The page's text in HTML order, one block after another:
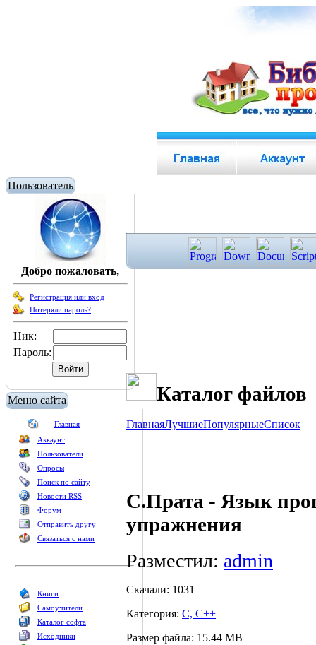
Пользователь
Добро пожаловать,
Регистрация или вход
Потеряли пароль?
Ник:
Пароль:
Меню сайта
Главная
Аккаунт
Пользователи
Опросы
Поиск по сайту
Новости RSS
Форум
Отправить другу
Связаться с нами
Книги
Самоучители
Каталог софта
Исходники
Каталог файлов
ГлавнаяЛучшиеПопулярныеСписок
С.Прата - Язык
упражнения
Разместил: admin
Скачали: 1031
Категория: C, C++
Размер файла: 15.44 MB